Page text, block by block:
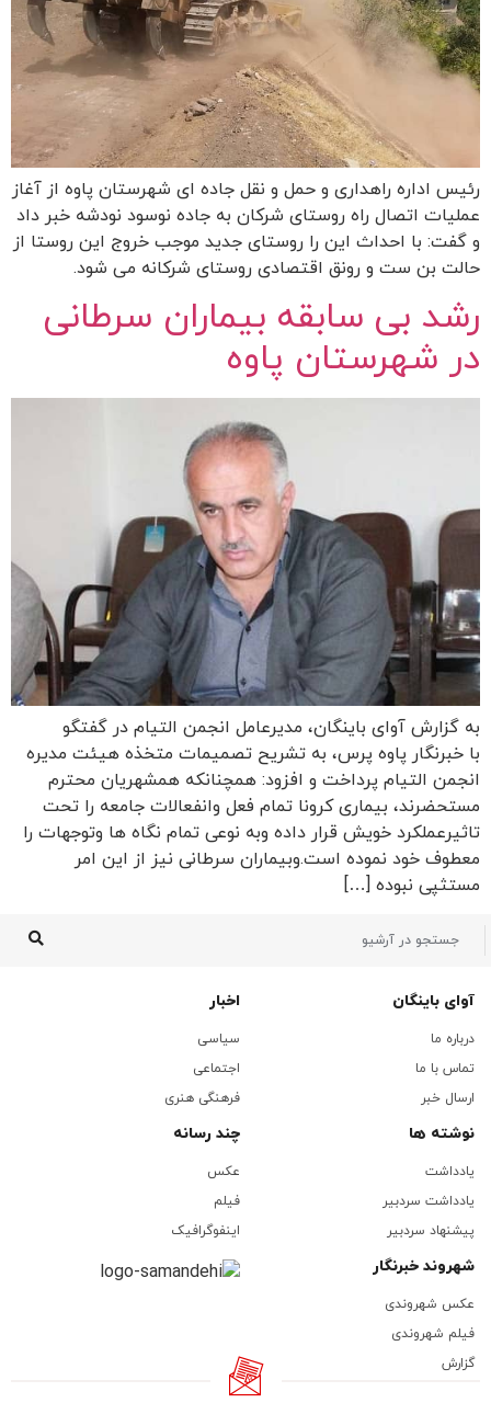
رئیس اداره راهداری و حمل و نقل جاده ای شهرستان پاوه از آغاز
عملیات اتصال راه روستای شرکان به جاده نوسود نودشه خبر داد
و گفت: با احداث این را روستای جدید موجب خروج این روستا از
حالت بن ست و رونق اقتصادی روستای شرکانه می شود.
رشد بی سابقه بیماران سرطانی
در شهرستان پاوه
به گزارش آوای باینگان، مدیرعامل انجمن التیام در گفتگو
با خبرنگار پاوه پرس، به تشریح تصمیمات متخذه هیئت مدیره
انجمن التیام پرداخت و افزود: همچنانکه همشهریان محترم
مستحضرند، بیماری کرونا تمام فعل وانفعالات جامعه را تحت
تاثیرعملکرد خویش قرار داده وبه نوعی تمام نگاه ها وتوجهات را
معطوف خود نموده است.وبیماران سرطانی نیز از این امر
مستثپی نبوده […]
آوای باینگان
درباره ما
تماس با ما
ارسال خبر
اخبار
سیاسی
اجتماعی
فرهنگی هنری
نوشته ها
یادداشت
یادداشت سردبیر
پیشنهاد سردبیر
چند رسانه
عکس
فیلم
اینفوگرافیک
شهروند خبرنگار
عکس شهروندی
فیلم شهروندی
گزارش